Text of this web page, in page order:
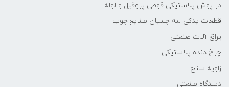
در پوش پلاستیکی قوطی پروفیل و لوله
قطعات یدکی لبه چسبان صنایع چوب
یراق آلات صنعتی
چرخ دنده پلاستیکی
زاویه سنج
دستگاه صنعتی